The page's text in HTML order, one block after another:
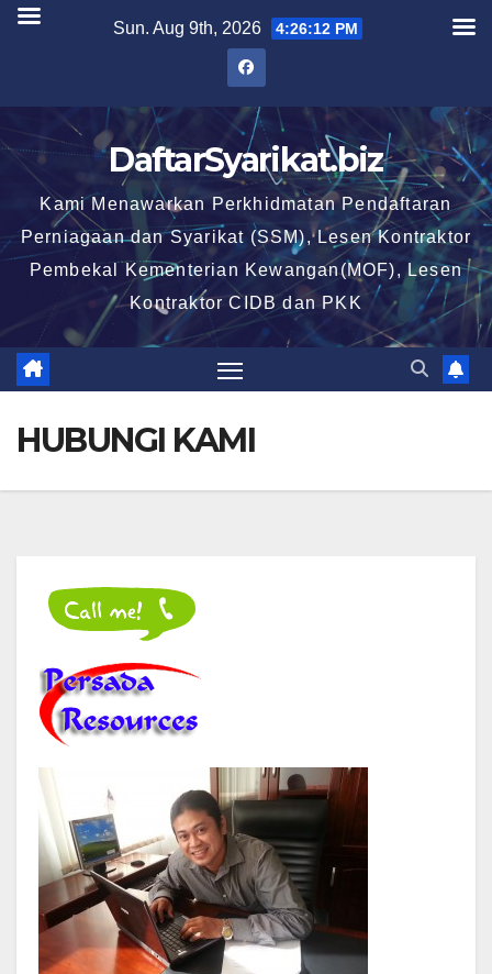
Skip
Sun. Aug 9th, 2026 4:26:13 PM
DaftarSyarikat.biz
Kami Menawarkan Perkhidmatan Pendaftaran
Perniagaan dan Syarikat (SSM), Lesen Kontraktor
Pembekal Kementerian Kewangan(MOF), Lesen
Kontraktor CIDB dan PKK
HUBUNGI KAMI